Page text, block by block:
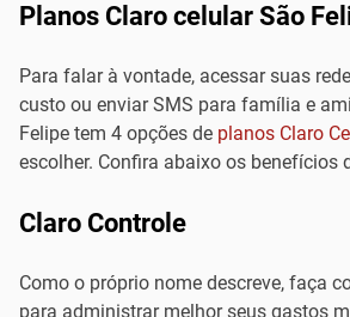
Planos Claro celular São
Para falar à vontade, acessar suas
custo ou enviar SMS para família e
Felipe tem 4 opções de planos Claro
escolher. Confira abaixo os benefícios
Claro Controle
Como o próprio nome descreve, faça
para administrar melhor seus gastos